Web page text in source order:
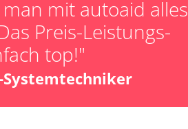
AGR Adaptionswerte
HFM Anpassungen
mit autoaid alles
Preis-Leistungs-
top!"
Systemtechniker